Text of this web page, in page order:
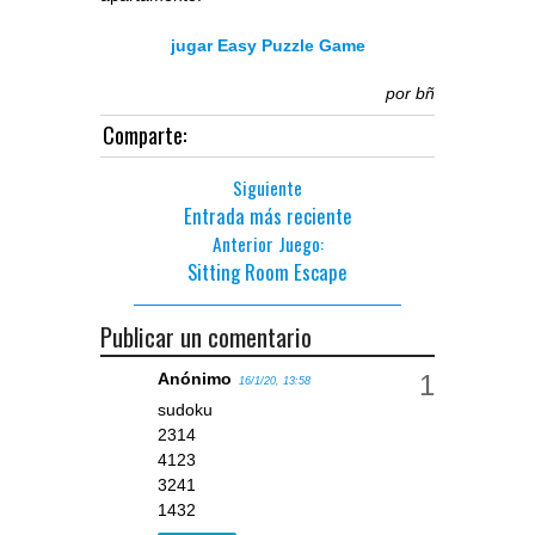
jugar Easy Puzzle Game
por bñ
Comparte:
Siguiente
Entrada más reciente
Anterior Juego:
Sitting Room Escape
Publicar un comentario
Anónimo 16/1/20, 13:58
sudoku
2314
4123
3241
1432